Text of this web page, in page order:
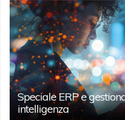
Speciale ERP e
intelligenza